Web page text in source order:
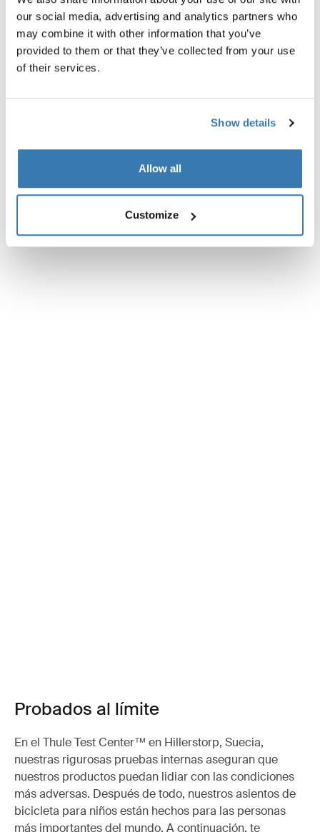
our social media, advertising and analytics partners who
may combine it with other information that you’ve
provided to them or that they’ve collected from your use
of their services.
Show details
Allow all
Customize
Toggle techspec
Especificaciones técnicas
Toggle guides and instructions
Probados al límite
En el Thule Test Center™ en Hillerstorp, Suecia,
nuestras rigurosas pruebas internas aseguran que
nuestros productos puedan lidiar con las condiciones
más adversas. Después de todo, nuestros asientos de
bicicleta para niños están hechos para las personas
más importantes del mundo. A continuación, te